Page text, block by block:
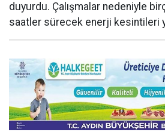
duyurdu. Çalışmalar nedeniyle
saatler sürecek enerji kesintileri